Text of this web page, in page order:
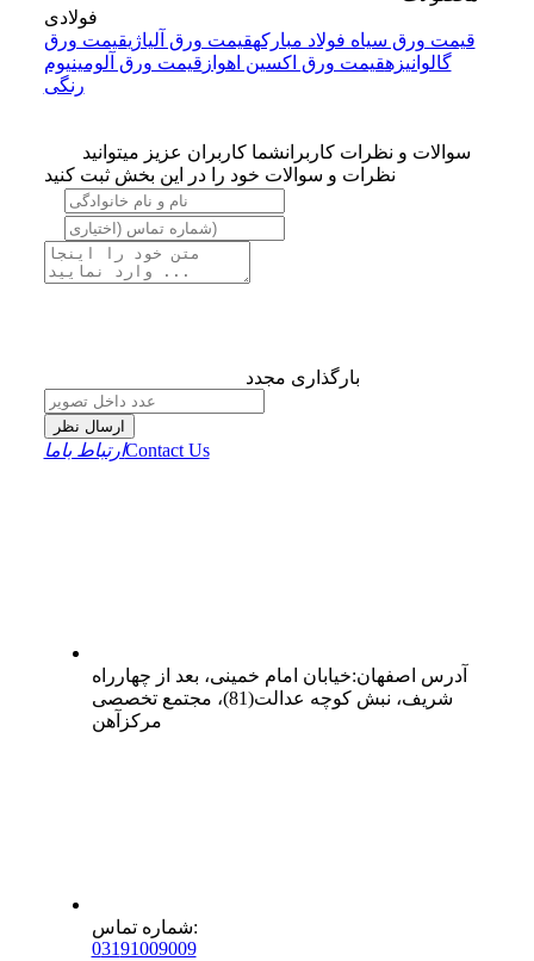
فولادی
قیمت ورق سیاه فولاد مبارکهقیمت ورق آلیاژیقیمت ورق
گالوانیزهقیمت ورق اکسین اهواز قیمت ورق آلومینیوم
رنگی
سوالات و نظرات کاربرانشما کاربران عزیز میتوانید
نظرات و سوالات خود را در این بخش ثبت کنید
بارگذاری مجدد
ارسال نظر
ارتباط باماContact Us
آدرس اصفهان:خیابان امام خمینی، بعد از چهارراه
شریف، نبش کوچه عدالت(81)، مجتمع تخصصی
مرکزآهن
شماره تماس:
03191009009